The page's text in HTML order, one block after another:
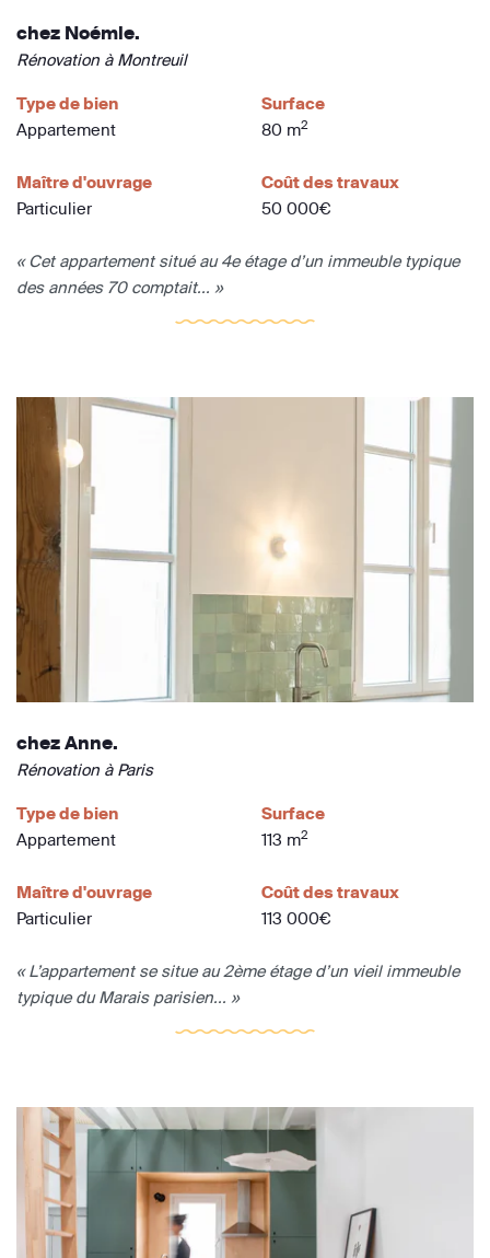
chez Noémie.
Rénovation à Montreuil
Type de bien
Appartement
Surface
80 m2
Maître d'ouvrage
Particulier
Coût des travaux
50 000€
« Cet appartement situé au 4e étage d’un immeuble typique
des années 70 comptait... »
chez Anne.
Rénovation à Paris
Type de bien
Appartement
Surface
113 m2
Maître d'ouvrage
Particulier
Coût des travaux
113 000€
« L’appartement se situe au 2ème étage d’un vieil immeuble
typique du Marais parisien... »